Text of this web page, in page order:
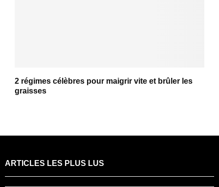
2 régimes célèbres pour maigrir vite et brûler les
graisses
ARTICLES LES PLUS LUS